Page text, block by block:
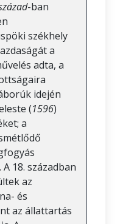
-ban
székhely
a
adta, a
idején
(1596)
a
18. században
az
és
az állattartás